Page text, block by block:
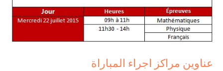
عناوين مراكز اجراء المباراة